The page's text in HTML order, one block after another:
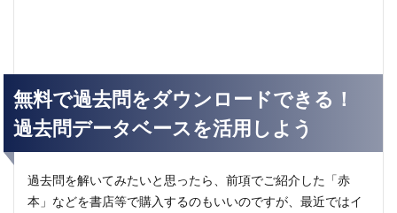
無料で過去問をダウンロードできる！
過去問データベースを活用しよう
過去問を解いてみたいと思ったら、前項でご紹介した「赤
本」などを書店等で購入するのもいいのですが、最近ではイ